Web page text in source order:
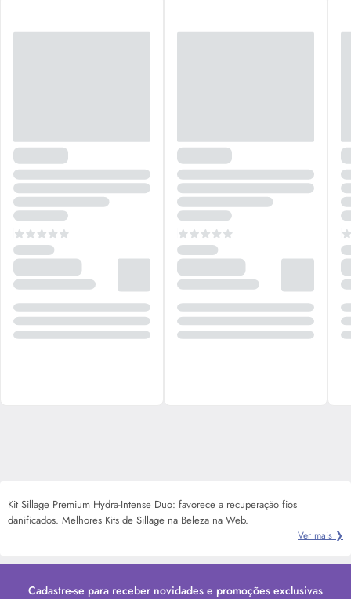
Kit Sillage Premium Hydra-Intense Duo: favorece a recuperação fios
danificados. Melhores Kits de Sillage na Beleza na Web.
Ver mais ❯
Cadastre-se para receber novidades e promoções exclusivas